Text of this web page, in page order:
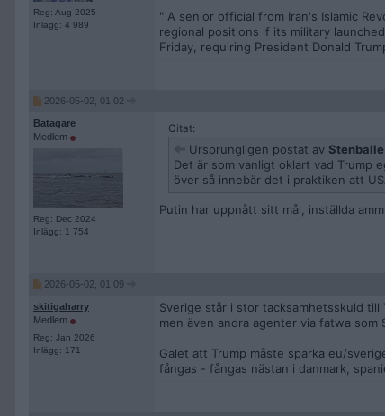
Reg: Aug 2025
Inlägg: 4 989
" A senior official from Iran's Islamic
regional positions if its military
Friday, requiring President Donald
2026-05-02, 01:02
Batagare
Medlem
Reg: Dec 2024
Inlägg: 1 754
Citat:
Ursprungligen postat av Stenballe
Det är som vanligt oklart vad Trump
över så innebär det i praktiken att
Putin har uppnått sitt mål, inställda
2026-05-02, 01:09
skitigaharry
Medlem
Reg: Jan 2026
Inlägg: 171
Sverige står i stor tacksamhetsskuld
men även andra agenter via fatwa
Galet att Trump måste sparka eu/
fångas - fångas nästan i danmark,